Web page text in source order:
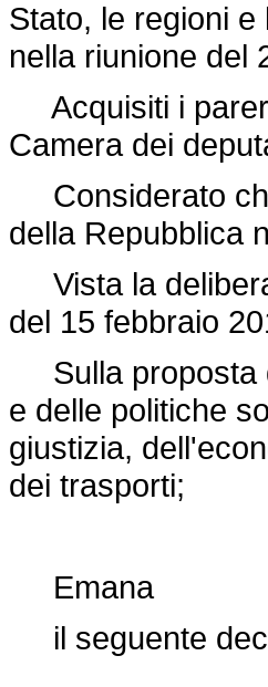
Stato, le regioni
nella riunione del
Acquisiti i
Camera dei
Considerato
della Repubblica
Vista la
del 15 febbraio
Sulla proposta
e delle politiche
giustizia,
dei trasporti;
Emana
il seguente